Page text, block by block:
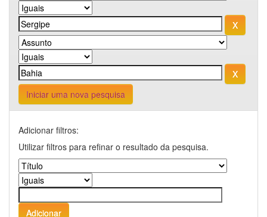
Iniciar uma nova pesquisa
Adicionar filtros:
Utilizar filtros para refinar o resultado da pesquisa.